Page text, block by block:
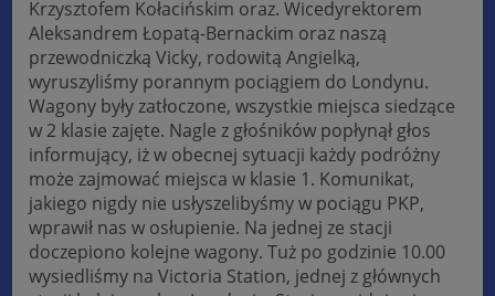
Krzysztofem Kołacińskim oraz. Wicedyrektorem
Aleksandrem Łopatą-Bernackim oraz naszą
przewodniczką Vicky, rodowitą Angielką,
wyruszyliśmy porannym pociągiem do Londynu.
Wagony były zatłoczone, wszystkie miejsca siedzące
w 2 klasie zajęte. Nagle z głośników popłynął głos
informujący, iż w obecnej sytuacji każdy podróżny
może zajmować miejsca w klasie 1. Komunikat,
jakiego nigdy nie usłyszelibyśmy w pociągu PKP,
wprawił nas w osłupienie. Na jednej ze stacji
doczepiono kolejne wagony. Tuż po godzinie 10.00
wysiedliśmy na Victoria Station, jednej z głównych